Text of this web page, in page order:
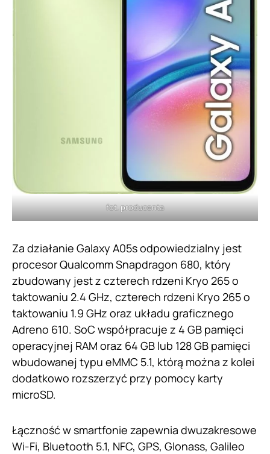
fot. producenta
Za działanie Galaxy A05s odpowiedzialny jest
procesor Qualcomm Snapdragon 680, który
zbudowany jest z czterech rdzeni Kryo 265 o
taktowaniu 2.4 GHz, czterech rdzeni Kryo 265 o
taktowaniu 1.9 GHz oraz układu graficznego
Adreno 610. SoC współpracuje z 4 GB pamięci
operacyjnej RAM oraz 64 GB lub 128 GB pamięci
wbudowanej typu eMMC 5.1, którą można z kolei
dodatkowo rozszerzyć przy pomocy karty
microSD.
Łączność w smartfonie zapewnia dwuzakresowe
Wi-Fi, Bluetooth 5.1, NFC, GPS, Glonass, Galileo